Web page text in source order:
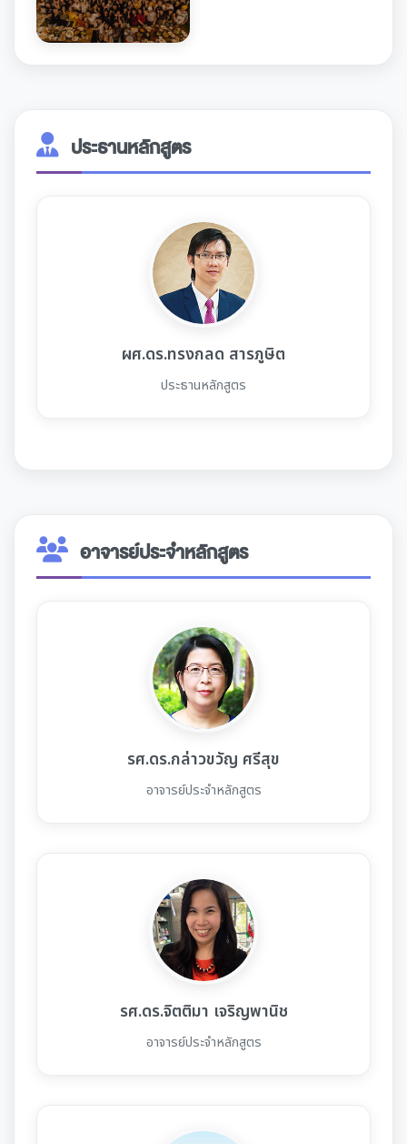
ประธานหลักสูตร
ผศ.ดร.ทรงกลด สารภูษิต
ประธานหลักสูตร
อาจารย์ประจำหลักสูตร
รศ.ดร.กล่าวขวัญ ศรีสุข
อาจารย์ประจำหลักสูตร
รศ.ดร.จิตติมา เจริญพานิช
อาจารย์ประจำหลักสูตร